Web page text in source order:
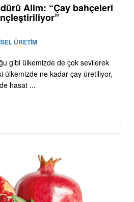
Alim: “Çay bahçeleri
ÜRETİM
gibi ülkemizde de çok sevilerek
ülkemizde ne kadar çay üretiliyor,
hasat ...